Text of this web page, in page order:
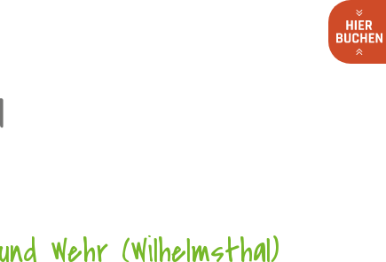
Wehr (Wilhelmsthal)